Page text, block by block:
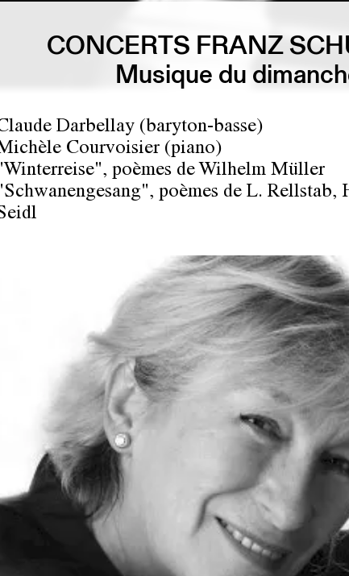
CONCERTS FRANZ
Musique du
Darbellay (baryton-basse)
Courvoisier (piano)
poèmes de Wilhelm Müller
poèmes de L. Rellstab,